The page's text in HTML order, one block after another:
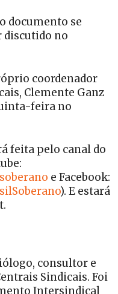
documento se
discutido no
coordenador
Clemente Ganz
feira no
feita pelo canal do
e Facebook:
). E estará
consultor e
Sindicais. Foi
Intersindical